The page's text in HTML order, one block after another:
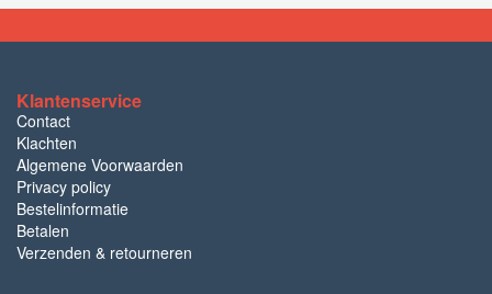
Klantenservice
Contact
Klachten
Algemene Voorwaarden
Privacy policy
Bestelinformatie
Betalen
Verzenden & retourneren